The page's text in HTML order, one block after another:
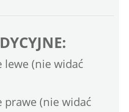
lewe (nie widać
prawe (nie widać